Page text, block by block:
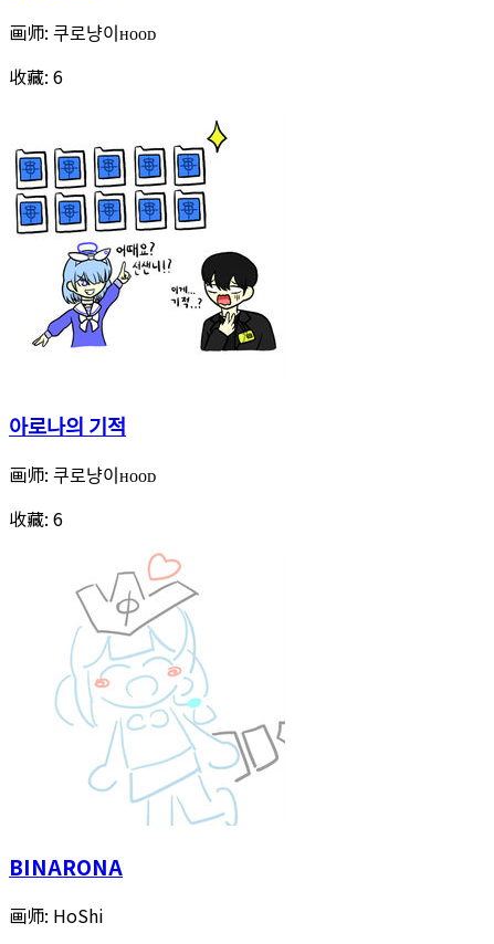
画师: 쿠로냥이ʜᴏᴏᴅ
收藏: 6
아로나의 기적
画师: 쿠로냥이ʜᴏᴏᴅ
收藏: 6
BINARONA
画师: HoShi